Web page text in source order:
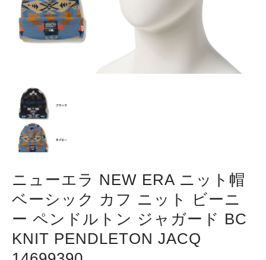
ニューエラ NEW ERA ニット帽
ベーシック カフ ニット ビーニ
ー ペンドルトン ジャガード BC
KNIT PENDLETON JACQ